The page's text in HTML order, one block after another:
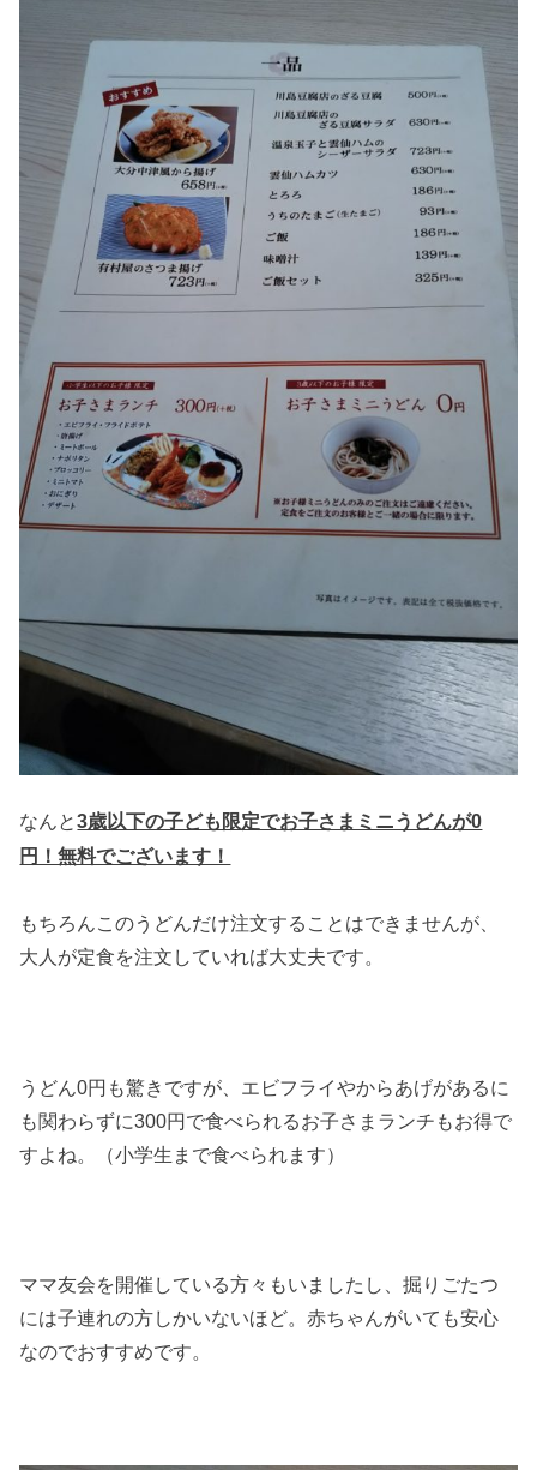
なんと3歳以下の子ども限定でお子さまミニうどんが0
円！無料でございます！
もちろんこのうどんだけ注文することはできませんが、
大人が定食を注文していれば大丈夫です。
うどん0円も驚きですが、エビフライやからあげがあるに
も関わらずに300円で食べられるお子さまランチもお得で
すよね。（小学生まで食べられます）
ママ友会を開催している方々もいましたし、掘りごたつ
には子連れの方しかいないほど。赤ちゃんがいても安心
なのでおすすめです。